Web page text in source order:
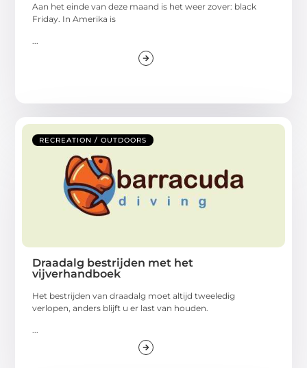
Aan het einde van deze maand is het weer zover: black
Friday. In Amerika is
...
RECREATION / OUTDOORS
Draadalg bestrijden met het
vijverhandboek
Het bestrijden van draadalg moet altijd tweeledig
verlopen, anders blijft u er last van houden.
...